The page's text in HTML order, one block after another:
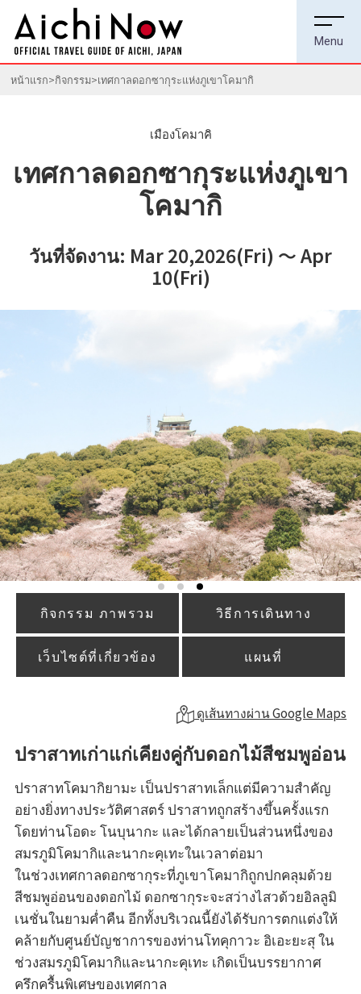
หน้าแรก กิจกรรม เทศกาลดอกซากุระแห่งภูเขาโคมากิ
เมืองโคมาคิ
เทศกาลดอกซากุระแห่งภูเขา
โคมากิ
วันที่จัดงาน: Mar 20,2026(Fri) ～ Apr
10(Fri)
กิจกรรม ภาพรวม วิธีการเดินทาง
เว็บไซต์ที่เกี่ยวข้อง แผนที่
ดูเส้นทางผ่าน Google Maps
ปราสาทเก่าแก่เคียงคู่กับดอกไม้สีชมพูอ่อน
ปราสาทโคมากิยามะ เป็นปราสาทเล็กแต่มีความสำคัญ
อย่างยิ่งทางประวัติศาสตร์ ปราสาทถูกสร้างขึ้นครั้งแรก
โดยท่านโอดะ โนบุนากะ และได้กลายเป็นส่วนหนึ่งของ
สมรภูมิโคมากิและนากะคุเทะในเวลาต่อมา
ในช่วงเทศกาลดอกซากุระที่ภูเขาโคมากิถูกปกคลุมด้วย
สีชมพูอ่อนของดอกไม้ ดอกซากุระจะสว่างไสวด้วยอิลลูมิ
เนชั่นในยามค่ำคืน อีกทั้งบริเวณนี้ยังได้รับการตกแต่งให้
คล้ายกับศูนย์บัญชาการของท่านโทคุกาวะ อิเอะยะสุ ใน
ช่วงสมรภูมิโคมากิและนากะคุเทะ เกิดเป็นบรรยากาศ
ครึกครื้นพิเศษของเทศกาล